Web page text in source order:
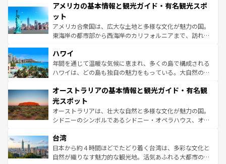
ンツ一覧を参照してほしい。
の建物がそのまま残る町や、スイスならではのユニークな
博物館もあり、アルプス観光だけでなく町歩きも満喫する
ことができる。国民の所得が高いため物価も高いが、旅行
者向けの交通パス提供のサービスもあり、うまく活用すれ
着のスイス情報は
アメリカの基本情報と観光ガイド・有名観光スポ
ット
アメリカ合衆国は、広大な土地と多様な文化が魅力の国。
東海岸の都市部から西海岸のカリフォルニアまで、訪れる
のような巨大都市は、観光、ショッピング、エンターテイ
ンメントが詰まった刺激的なスポットだ。一方、アメリカ
西部には大自然が広がり、グランドキャニオンやイエロー
部のニューオーリンズでは、音楽と美食が融合した独特の
文化が魅力。旅行者はアメリカの各地域で異なる魅力を楽
しみながら、その多様性と豊かな歴史を感じることができ
るだろう。車でのロードトリップや列車の旅も、アメリカ
情報は
ハワイ
年間を通じて温暖な気候に恵まれ、多くの島で構成される
ハワイは、どの島も独自の魅力をもっている。大自然の神
ワイ島は見逃せない。また、定番の観光地といえばオアフ
島だが、静かな自然を求めるならマウイ島やカウアイ島が
おすすめ。エメラルドグリーンに輝く海をはじめ、豊かな
文化や歴史が息づいている。「アロハスピリット」と呼ば
人々、おいしいローカルフードやハワイアンミュージッ
ク、伝統的なフラダンスなど、すべてがハワイの魅力を彩
っている。訪れるたびに新しい発見と感動が待っているハ
オーストラリアの基本情報と観光ガイド・有名観
光スポット
オーストラリアは、壮大な自然と多様な文化が魅力の国。
シドニーのシンボルであるシドニー・オペラハウス、オー
リアリーフや大陸中央部にそびえるウルル（エアーズロッ
ク）、タスマニアの美しい原生林やケアンズの熱帯雨林な
ど、見どころがたくさん。また、カフェやワイン、オージ
台湾
日本から約４時間ほどでたどり着く台湾は、多彩な文化と
自然が織りなす魅力的な観光地。活気あふれる大都市の台